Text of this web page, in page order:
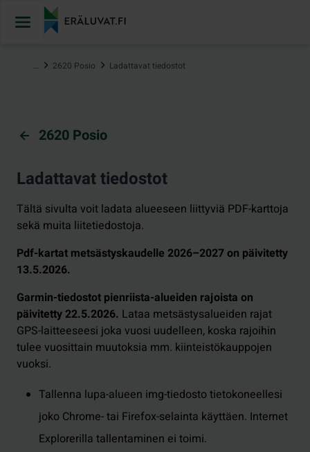
sisältöön
… 2620 Posio Ladattavat tiedostot
2620 Posio
Ladattavat tiedostot
Tältä sivulta voit ladata alueeseen liittyviä PDF-karttoja
sekä muita liitetiedostoja.
Pdf-kartat metsästyskaudelle 2026–2027 on päivitetty
13.5.2026.
Garmin-tiedostot pienriista-alueiden rajoista on
päivitetty 22.5.2026. Lataa metsästysalueiden rajat
GPS-laitteeseesi joka vuosi uudelleen, koska rajoihin
tulee vuosittain muutoksia mm. kiinteistökauppojen
vuoksi.
Tallenna lupa-alueen img-tiedosto tietokoneellesi
joko Chrome- tai Firefox-selainta käyttäen. Internet
Explorerilla tallentaminen ei toimi.